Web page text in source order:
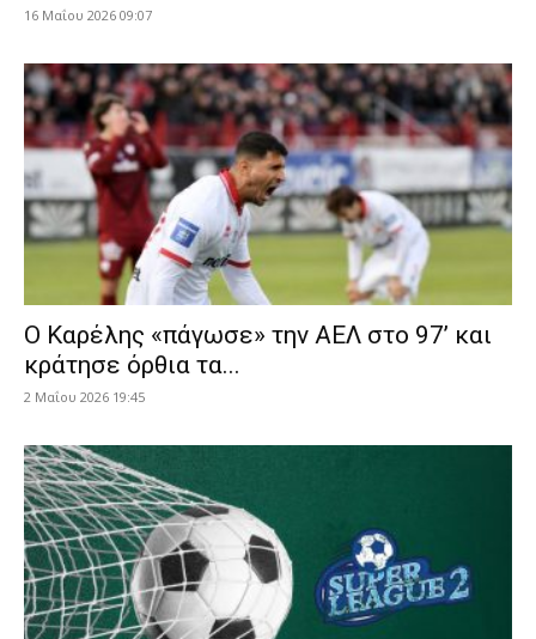
16 Μαΐου 2026 09:07
Ο Καρέλης «πάγωσε» την ΑΕΛ στο 97’ και
κράτησε όρθια τα...
2 Μαΐου 2026 19:45